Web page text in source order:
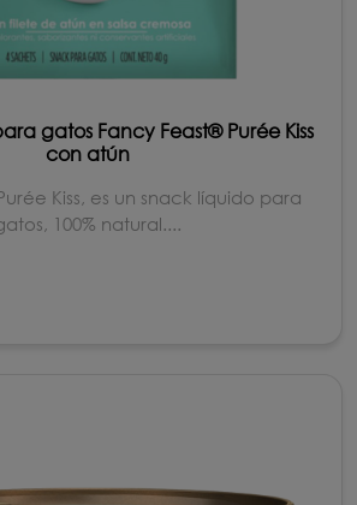
gatos Fancy Feast® Purée Kiss
con atún
Kiss, es un snack líquido para
100% natural....